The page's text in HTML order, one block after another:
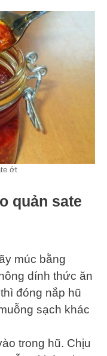
ớt
quản sate
múc bằng
dính thức ăn
đóng nắp hũ
sạch khác
trong hũ. Chịu